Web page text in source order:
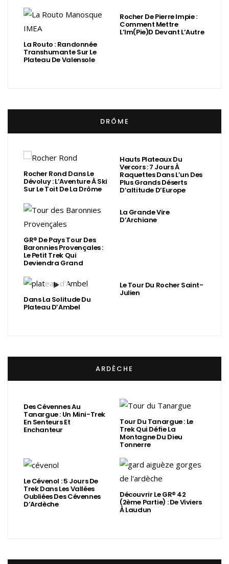
La Routo : Randonnée
Transhumante Sur Le
Plateau De Valensole
Rocher De Pierre Impie :
Comment Mettre
L’Im(Pie)d Devant L’Autre
DRÔME
Rocher Rond Dans Le
Dévoluy : L’Aventure À Ski
Sur Le Toit De La Drôme
Hauts Plateaux Du
Vercors : 7 Jours À
Raquettes Dans L’un Des
Plus Grands Déserts
D’altitude D’Europe
GR® De Pays Tour Des
Baronnies Provençales :
Le Petit Trek Qui
Deviendra Grand
La Grande Vire
D’Archiane
Dans La Solitude Du
Plateau D’Ambel
Le Tour Du Rocher Saint-
Julien
ARDÈCHE
Des Cévennes Au
Tanargue : Un Mini-Trek
En Senteurs Et
Enchanteur
Tour Du Tanargue : Le
Trek Qui Défie La
Montagne Du Dieu
Tonnerre
Le Cévenol : 5 Jours De
Trek Dans Les Vallées
Oubliées Des Cévennes
D’Ardèche
Découvrir Le GR® 42
(2ème Partie) : De Viviers
À Laudun